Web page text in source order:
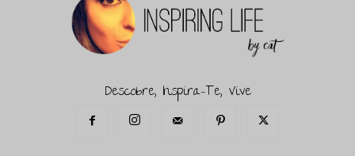
Descobre, Inspira-Te, Vive